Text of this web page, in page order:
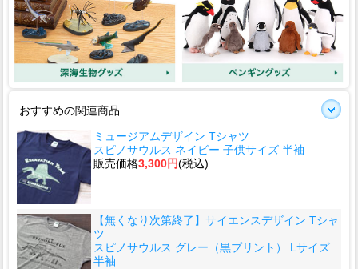
おすすめの関連商品
ミュージアムデザイン Tシャツ
スピノサウルス ネイビー 子供サイズ 半袖
販売価格3,300円(税込)
【無くなり次第終了】サイエンスデザイン Tシャ
ツ
スピノサウルス グレー（黒プリント） Lサイズ
半袖